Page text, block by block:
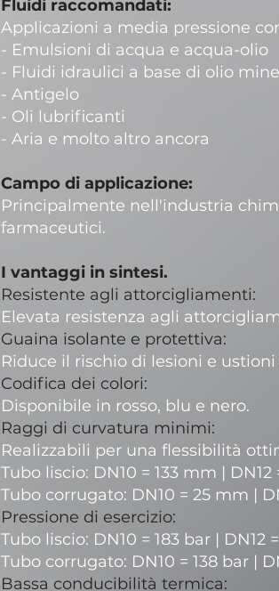
Fluidi raccomandati:
Applicazioni a media pressione
- Emulsioni di acqua e acqua-olio
- Fluidi idraulici a base di olio
- Antigelo
- Oli lubrificanti
- Aria e molto altro ancora
Campo di applicazione:
Principalmente nell'industria
farmaceutici.
I vantaggi in sintesi.
Resistente agli attorcigliamenti:
Elevata resistenza agli
Guaina isolante e protettiva:
Riduce il rischio di lesioni e
Codifica dei colori:
Disponibile in rosso, blu e nero.
Raggi di curvatura minimi:
Realizzabili per una flessibilità
Tubo liscio: DN10 = 133 mm | DN12
Tubo corrugato: DN10 = 25 mm |
Pressione di esercizio:
Tubo liscio: DN10 = 183 bar | DN12
Tubo corrugato: DN10 = 138 bar |
Bassa conducibilità termica: